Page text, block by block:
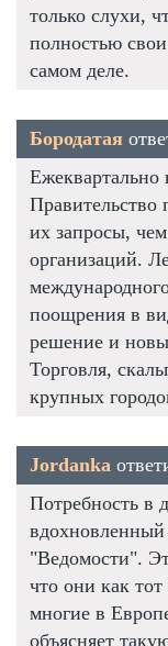
только слухи,
полностью
самом деле.
Бородатая
Ежеквартально
Правительство
их запросы,
организаций.
поощрения в
решение и
Торговля,
крупных
Jordanka
Потребность в
"Ведомости".
что они как
многие в
объясняет